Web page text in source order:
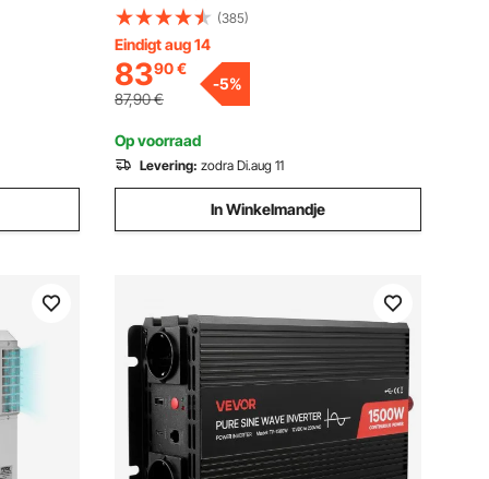
1 Type-
stopcontact, 1 USB-poort, 1 type-C-
poort, afstandsbediening voor kleine
huishoudelijke apparaten zoals
smartphones en laptops
(385)
Eindigt aug 14
8390€
87,90€
-5%
Op voorraad
Levering: zodra Di.aug 11
In Winkelmandje